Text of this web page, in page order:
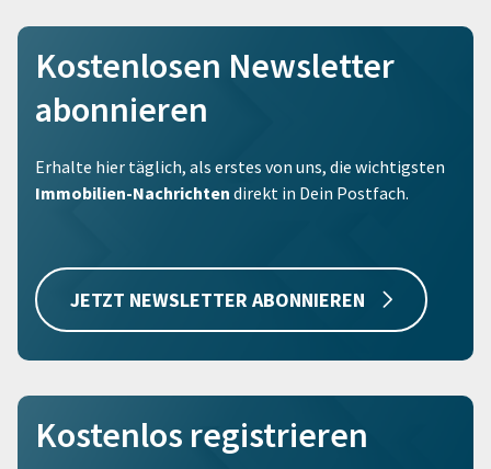
Kostenlosen Newsletter
abonnieren
Erhalte hier täglich, als erstes von uns, die wichtigsten
Immobilien-Nachrichten direkt in Dein Postfach.
JETZT NEWSLETTER ABONNIEREN
Kostenlos registrieren